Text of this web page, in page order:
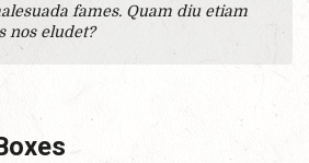
fames. Quam diu etiam
nos eludet?